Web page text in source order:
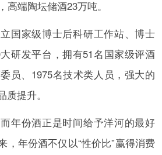
端陶坛储酒23万吨。
国家级博士后科研工作站、博士
研发平台，拥有51名国家级评酒
员、1975名技术类人员，强大的
提升。
年份酒正是时间给予洋河的最好
，年份酒不仅以“性价比”赢得消费